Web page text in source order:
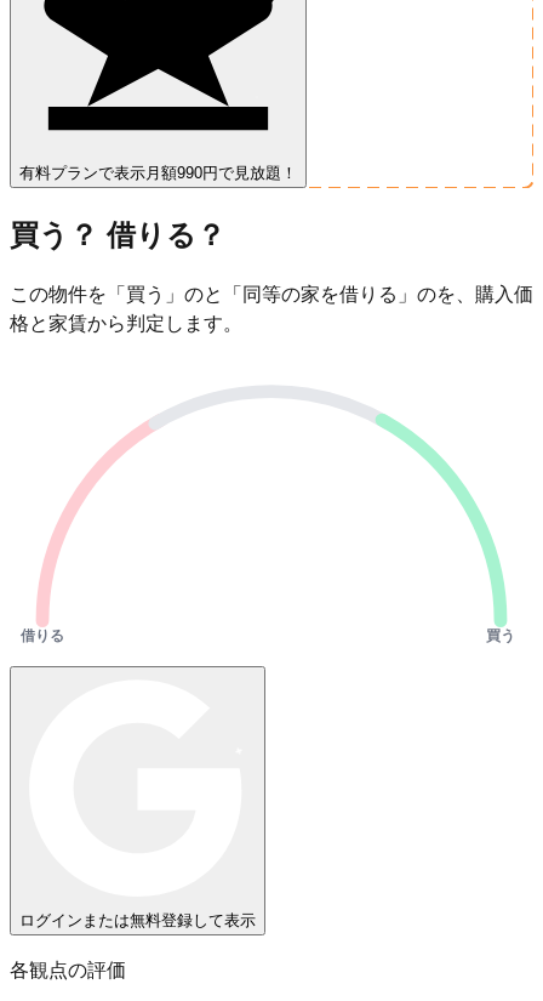
有料プランで表示 月額990円で見放題！
買う？ 借りる？
この物件を「買う」のと「同等の家を借りる」のを、購入価
格と家賃から判定します。
借りる 買う
ログインまたは無料登録して表示
各観点の評価